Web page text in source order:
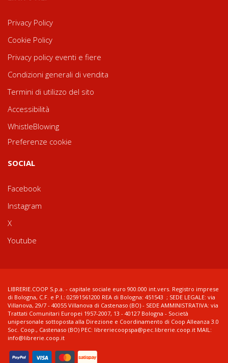
Privacy Policy
Cookie Policy
Privacy policy eventi e fiere
Condizioni generali di vendita
Termini di utilizzo del sito
Accessibilità
WhistleBlowing
Preferenze cookie
SOCIAL
Facebook
Instagram
X
Youtube
LIBRERIE.COOP S.p.a. - capitale sociale euro 900.000 int.vers. Registro imprese
di Bologna, C.F. e P.I.: 02591561200 REA di Bologna: 451543 ; SEDE LEGALE: via
Villanova, 29/7 - 40055 Villanova di Castenaso (BO) - SEDE AMMINISTRATIVA: via
Trattati Comunitari Europei 1957-2007, 13 - 40127 Bologna - Società
unipersonale sottoposta alla Direzione e Coordinamento di Coop Alleanza 3.0
Soc. Coop., Castenaso (BO) PEC: libreriecoopspa@pec.librerie.coop.it MAIL:
info@librerie.coop.it